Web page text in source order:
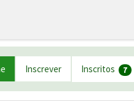
Inscrever Inscritos 7